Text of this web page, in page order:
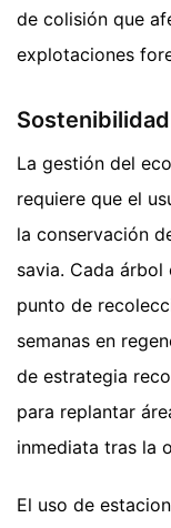
de colisión que
explotaciones
La gestión del
requiere que el
la conservación
savia. Cada
punto de
semanas en
de estrategia
para replantar
inmediata tras la
El uso de